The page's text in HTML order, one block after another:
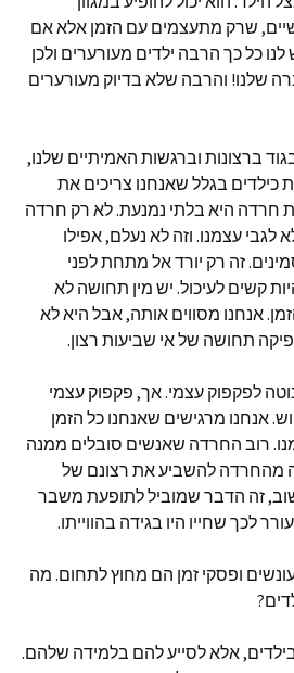
שרק מתעצמים עם הזמן אלא אם
כל כך הרבה ילדים מעורערים ולכן
שלנו! והרבה שלא בדיוק מעורערים
ברצונות וברגשות האמיתיים שלנו,
כילדים בגלל שאנחנו צריכים את
חרדה היא בלתי נמנעת. לא רק חרדה
לגבי עצמנו. וזה לא נעלם, אפילו
זה רק יורד אל מתחת לפני
קשים לעיכול. יש מין תחושה לא
אנחנו מסווים אותה, אבל היא לא
תחושה של אי שביעות רצון.
לפקפוק עצמי. אך, פקפוק עצמי
אנחנו מרגישים שאנחנו כל הזמן
רוב החרדה שאנשים סובלים ממנה
מהחרדה להשביע את רצונם של
זה הדבר שמוביל לתופעת משבר
לכך שחייו היו בגידה בהווייתו.
ופסקי זמן הם מחוץ לתחום. מה
אלא לסייע להם בלמידה שלהם.